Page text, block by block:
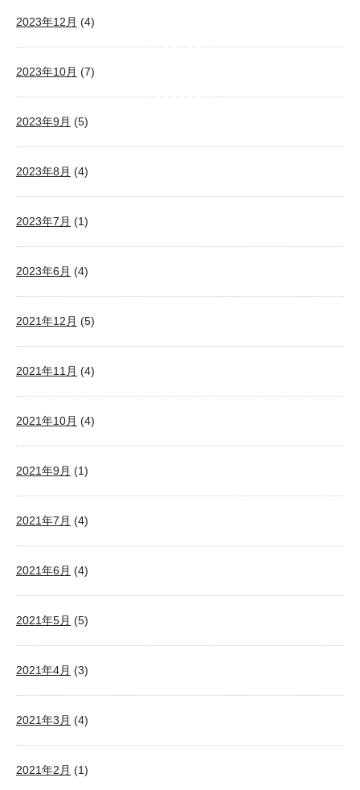
2023年12月 (4)
2023年10月 (7)
2023年9月 (5)
2023年8月 (4)
2023年7月 (1)
2023年6月 (4)
2021年12月 (5)
2021年11月 (4)
2021年10月 (4)
2021年9月 (1)
2021年7月 (4)
2021年6月 (4)
2021年5月 (5)
2021年4月 (3)
2021年3月 (4)
2021年2月 (1)